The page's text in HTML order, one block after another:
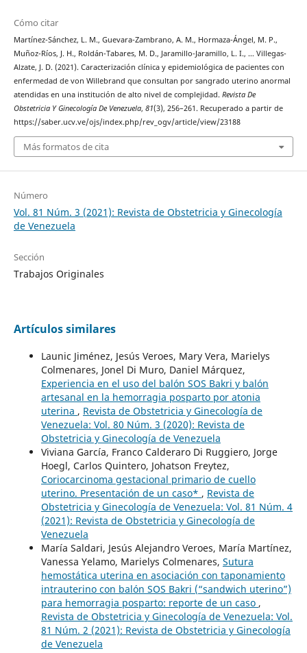
Cómo citar
Martínez-Sánchez, L. M., Guevara-Zambrano, A. M., Hormaza-Ángel, M. P.,
Muñoz-Ríos, J. H., Roldán-Tabares, M. D., Jaramillo-Jaramillo, L. I., … Villegas-
Alzate, J. D. (2021). Caracterización clínica y epidemiológica de pacientes con
enfermedad de von Willebrand que consultan por sangrado uterino anormal
atendidas en una institución de alto nivel de complejidad. Revista De
Obstetricia Y Ginecología De Venezuela, 81(3), 256–261. Recuperado a partir de
https://saber.ucv.ve/ojs/index.php/rev_ogv/article/view/23188
Más formatos de cita
Número
Vol. 81 Núm. 3 (2021): Revista de Obstetricia y Ginecología
de Venezuela
Sección
Trabajos Originales
Artículos similares
Launic Jiménez, Jesús Veroes, Mary Vera, Marielys
Colmenares, Jonel Di Muro, Daniel Márquez,
Experiencia en el uso del balón SOS Bakri y balón
artesanal en la hemorragia posparto por atonia
uterina , Revista de Obstetricia y Ginecología de
Venezuela: Vol. 80 Núm. 3 (2020): Revista de
Obstetricia y Ginecología de Venezuela
Viviana García, Franco Calderaro Di Ruggiero, Jorge
Hoegl, Carlos Quintero, Johatson Freytez,
Coriocarcinoma gestacional primario de cuello
uterino. Presentación de un caso* , Revista de
Obstetricia y Ginecología de Venezuela: Vol. 81 Núm. 4
(2021): Revista de Obstetricia y Ginecología de
Venezuela
María Saldari, Jesús Alejandro Veroes, María Martínez,
Vanessa Yelamo, Marielys Colmenares, Sutura
hemostática uterina en asociación con taponamiento
intrauterino con balón SOS Bakri (“sandwich uterino”)
para hemorragia posparto: reporte de un caso ,
Revista de Obstetricia y Ginecología de Venezuela: Vol.
81 Núm. 2 (2021): Revista de Obstetricia y Ginecología
de Venezuela